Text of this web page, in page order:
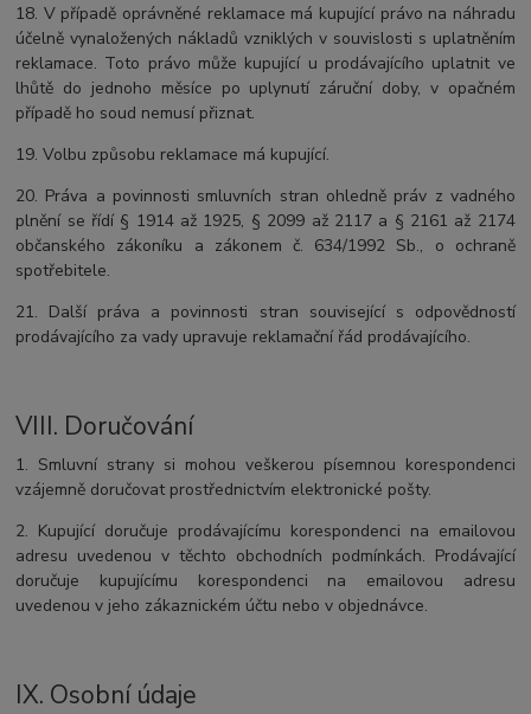
18. V případě oprávněné reklamace má kupující právo na náhradu
účelně vynaložených nákladů vzniklých v souvislosti s uplatněním
reklamace. Toto právo může kupující u prodávajícího uplatnit ve
lhůtě do jednoho měsíce po uplynutí záruční doby, v opačném
případě ho soud nemusí přiznat.
19. Volbu způsobu reklamace má kupující.
20. Práva a povinnosti smluvních stran ohledně práv z vadného
plnění se řídí § 1914 až 1925, § 2099 až 2117 a § 2161 až 2174
občanského zákoníku a zákonem č. 634/1992 Sb., o ochraně
spotřebitele.
21. Další práva a povinnosti stran související s odpovědností
prodávajícího za vady upravuje reklamační řád prodávajícího.
VIII. Doručování
1. Smluvní strany si mohou veškerou písemnou korespondenci
vzájemně doručovat prostřednictvím elektronické pošty.
2. Kupující doručuje prodávajícímu korespondenci na emailovou
adresu uvedenou v těchto obchodních podmínkách. Prodávající
doručuje kupujícímu korespondenci na emailovou adresu
uvedenou v jeho zákaznickém účtu nebo v objednávce.
IX. Osobní údaje